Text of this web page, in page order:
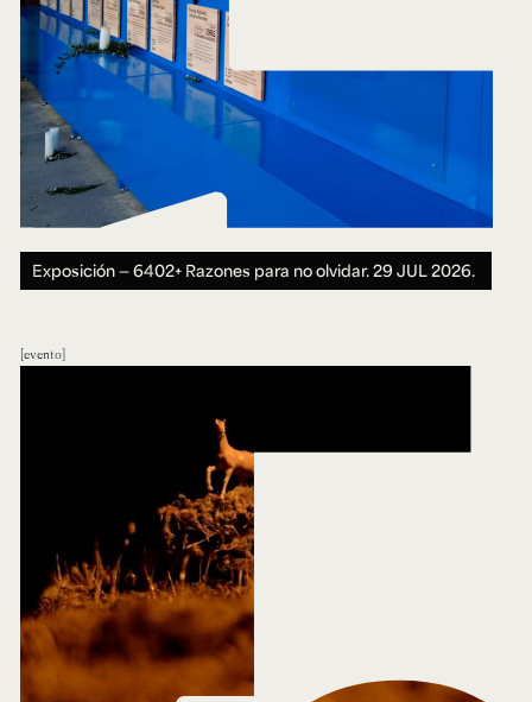
Exposición — 6402+ Razones para no olvidar.29 JUL 2026.
evento